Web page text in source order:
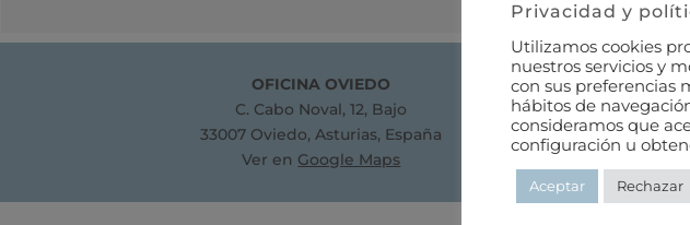
OFICINA OVIEDO
C. Cabo Noval, 12, Bajo
33007 Oviedo, Asturias, España
Ver en Google Maps
E-mail:
Horario de
Privacidad y
Utilizamos cookies
nuestros servicios y
con sus preferencias
hábitos de
consideramos que
configuración u
Aceptar Rechazar